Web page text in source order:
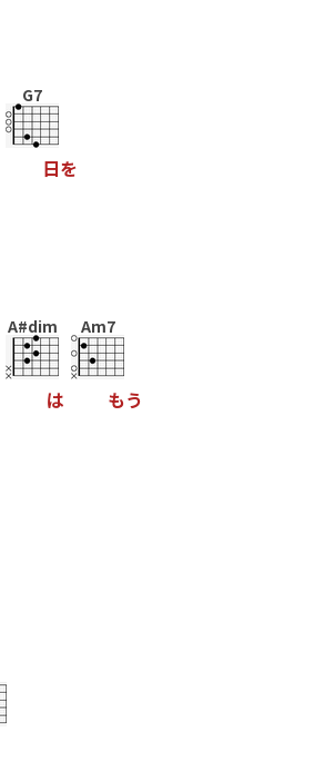
G7
日を
A#dim
は
Am7
もう